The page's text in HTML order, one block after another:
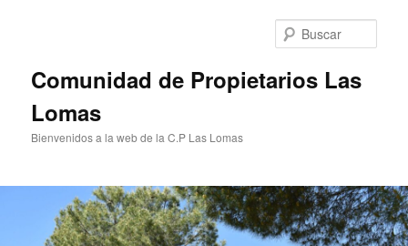
Comunidad de Propietarios Las
Lomas
Bienvenidos a la web de la C.P Las Lomas